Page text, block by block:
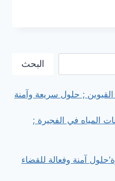
البحث
; حلول سريعة وآمنة
المياه في الفجيرة ;
آمنة وفعالة للقضاء